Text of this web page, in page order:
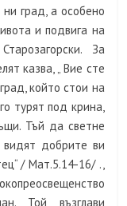
ни град, а особено
и подвига на
За
казва, „ Вие сте
който стои на
турят под крина,
Тъй да светне
добрите ви
/ Мат.5.14-16/ .,
Той възглави